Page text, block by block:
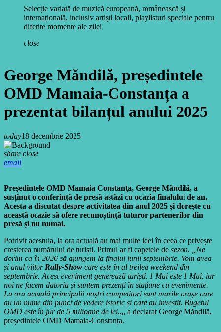
Selecție variată de muzică europeană, românească și
internațională, inclusiv artiști locali, playlisturi speciale pentru
diferite momente ale zilei
close
George Măndilă, președintele
OMD Mamaia-Constanța a
prezentat bilanțul anului 2025
today18 decembrie 2025
share close
email
Președintele OMD Mamaia Constanţa, George Măndilă, a
susținut o conferinţă de presă astăzi cu ocazia finalului de an.
Acesta a discutat despre activitatea din anul 2025 și dorește cu
această ocazie să ofere recunoștință tuturor partenerilor din
presă și nu numai.
Potrivit acestuia, la ora actuală au mai multe idei în ceea ce privește
creșterea numărului de turiști. Primul ar fi capetele de sezon. „Ne
dorim ca în 2026 să ajungem la finalul lunii septembrie. Vom avea
și anul viitor Rally-Show care este în al treilea weekend din
septembrie. Acest eveniment generează turiști. 1 Mai este 1 Mai, iar
noi ne facem datoria și suntem prezenți în stațiune cu evenimente.
La ora actuală principalii noștri competitori sunt marile orașe care
au un nume din punct de vedere istoric și care au investit. Bugetul
OMD este în jur de 5 milioane de lei.„, a declarat George Măndilă,
președintele OMD Mamaia-Constanța.